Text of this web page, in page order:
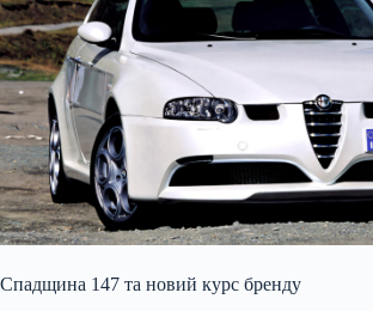
Спадщина 147 та новий курс бренду